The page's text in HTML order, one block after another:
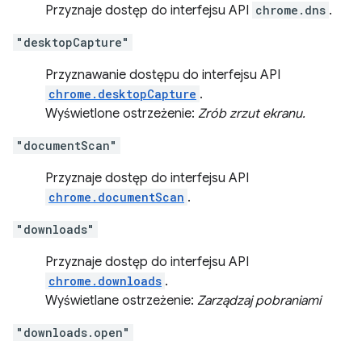
Przyznaje dostęp do interfejsu API chrome.dns .
"desktopCapture"
Przyznawanie dostępu do interfejsu API
chrome.desktopCapture .
Wyświetlone ostrzeżenie: Zrób zrzut ekranu.
"documentScan"
Przyznaje dostęp do interfejsu API
chrome.documentScan .
"downloads"
Przyznaje dostęp do interfejsu API
chrome.downloads .
Wyświetlane ostrzeżenie: Zarządzaj pobraniami
"downloads.open"